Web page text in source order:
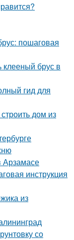
пошаговая
клееный брус в
гид для
дом из
Арзамасе
инструкция
из
со